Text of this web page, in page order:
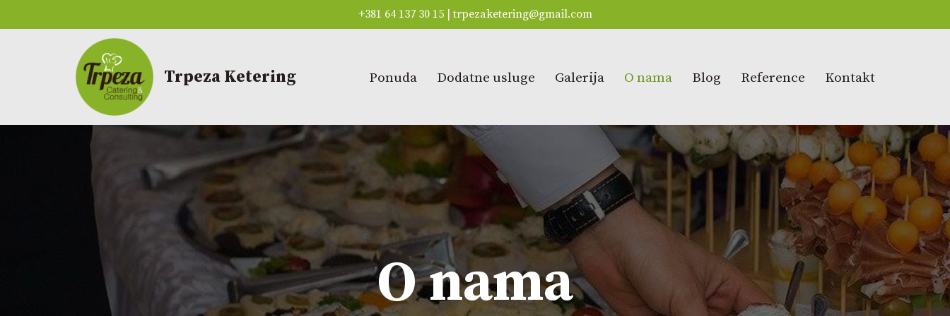
+381 64 137 30 15|trpezaketering@gmail.com
Trpeza Ketering Ponuda Dodatne usluge Galerija O nama Blog Reference Kontakt
O nama